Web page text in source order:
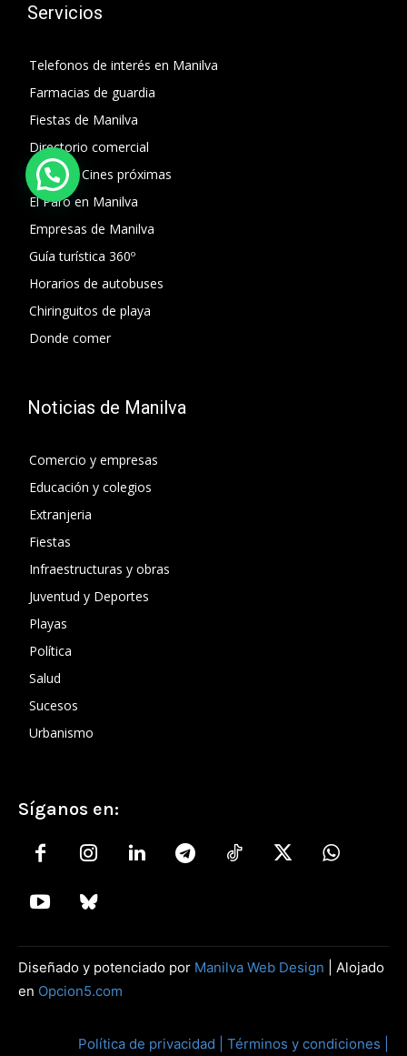
Servicios
Telefonos de interés en Manilva
Farmacias de guardia
Fiestas de Manilva
Directorio comercial
Salas de Cines próximas
El Paro en Manilva
Empresas de Manilva
Guía turística 360º
Horarios de autobuses
Chiringuitos de playa
Donde comer
Noticias de Manilva
Comercio y empresas
Educación y colegios
Extranjeria
Fiestas
Infraestructuras y obras
Juventud y Deportes
Playas
Política
Salud
Sucesos
Urbanismo
Síganos en:
Diseñado y potenciado por Manilva Web Design | Alojado
en Opcion5.com
Política de privacidad | Términos y condiciones |